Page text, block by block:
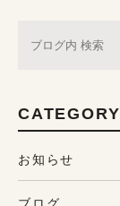
CATEGORY
お知らせ